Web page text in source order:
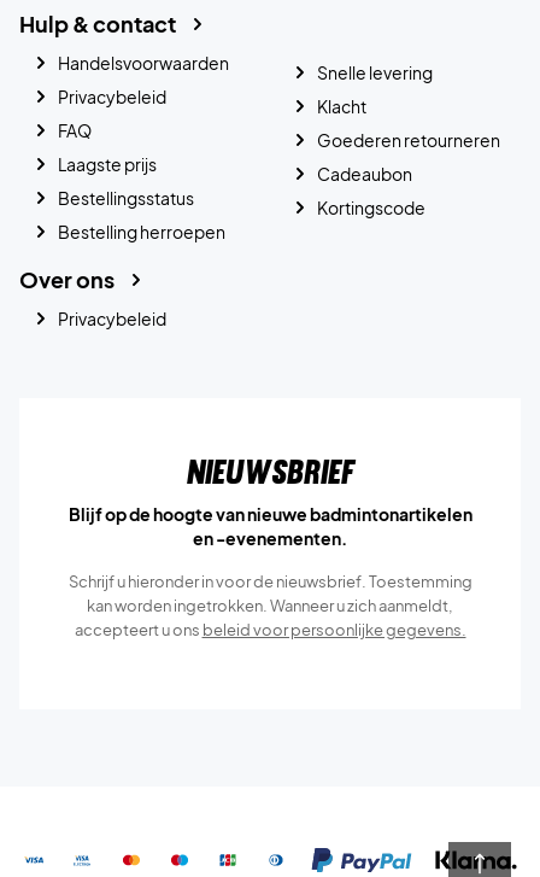
Hulp & contact
Handelsvoorwaarden
Privacybeleid
FAQ
Laagste prijs
Bestellingsstatus
Bestelling herroepen
Snelle levering
Klacht
Goederen retourneren
Cadeaubon
Kortingscode
Over ons
Privacybeleid
Nieuwsbrief
Blijf op de hoogte van nieuwe badmintonartikelen
en -evenementen.
Schrijf u hieronder in voor de nieuwsbrief. Toestemming
kan worden ingetrokken. Wanneer u zich aanmeldt,
accepteert u ons beleid voor persoonlijke gegevens.